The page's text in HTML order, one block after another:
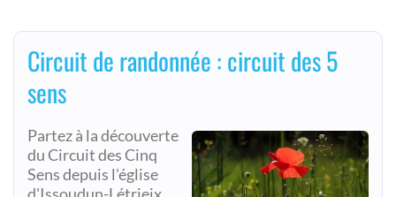
Circuit de randonnée : circuit des 5
sens
Partez à la découverte
du Circuit des Cinq
Sens depuis l'église